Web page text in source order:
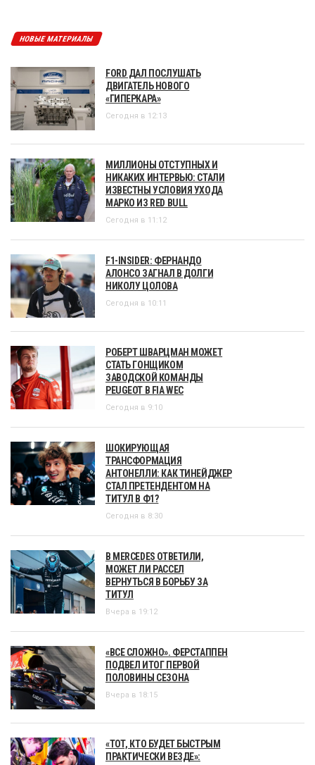
НОВЫЕ МАТЕРИАЛЫ
FORD ДАЛ ПОСЛУШАТЬ
ДВИГАТЕЛЬ НОВОГО
«ГИПЕРКАРА»
Сегодня в 12:13
МИЛЛИОНЫ ОТСТУПНЫХ И
НИКАКИХ ИНТЕРВЬЮ: СТАЛИ
ИЗВЕСТНЫ УСЛОВИЯ УХОДА
МАРКО ИЗ RED BULL
Сегодня в 11:12
F1-INSIDER: ФЕРНАНДО
АЛОНСО ЗАГНАЛ В ДОЛГИ
НИКОЛУ ЦОЛОВА
Сегодня в 10:11
РОБЕРТ ШВАРЦМАН МОЖЕТ
СТАТЬ ГОНЩИКОМ
ЗАВОДСКОЙ КОМАНДЫ
PEUGEOT В FIA WEC
Сегодня в 9:10
ШОКИРУЮЩАЯ
ТРАНСФОРМАЦИЯ
АНТОНЕЛЛИ: КАК ТИНЕЙДЖЕР
СТАЛ ПРЕТЕНДЕНТОМ НА
ТИТУЛ В Ф1?
Сегодня в 8:30
В MERCEDES ОТВЕТИЛИ,
МОЖЕТ ЛИ РАССЕЛ
ВЕРНУТЬСЯ В БОРЬБУ ЗА
ТИТУЛ
Вчера в 19:12
«ВСЕ СЛОЖНО». ФЕРСТАППЕН
ПОДВЕЛ ИТОГ ПЕРВОЙ
ПОЛОВИНЫ СЕЗОНА
Вчера в 18:15
«ТОТ, КТО БУДЕТ БЫСТРЫМ
ПРАКТИЧЕСКИ ВЕЗДЕ»: